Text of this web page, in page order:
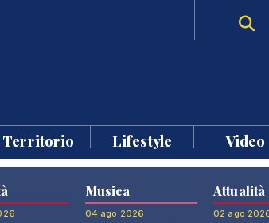
Territorio Lifestyle Video
Musica
04 ago 2026
Attualità
02 ago